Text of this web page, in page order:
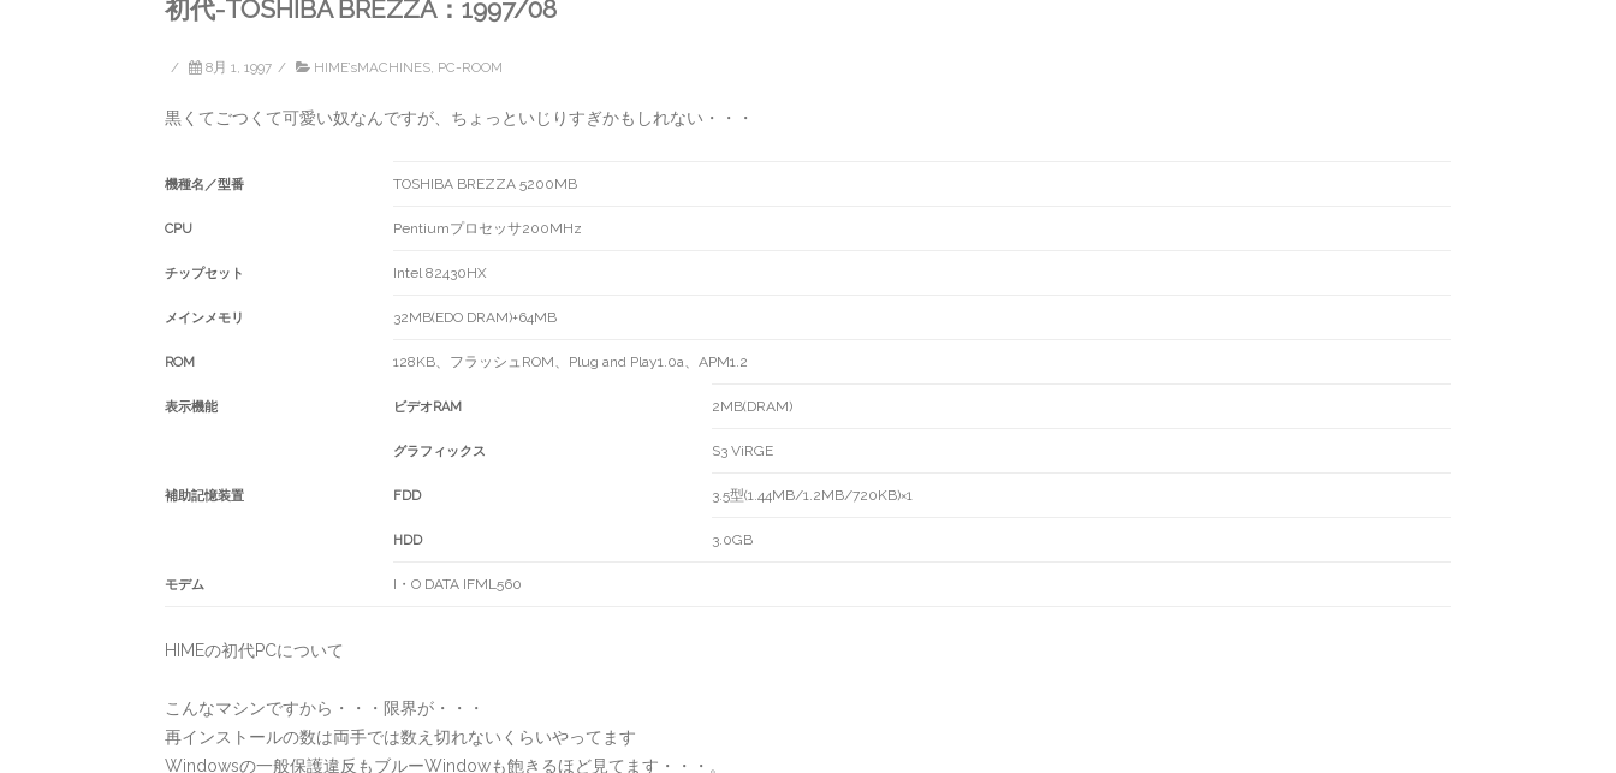
初代-TOSHIBA BREZZA：1997/08
/ 8月 1, 1997 / HIME’sMACHINES PC-ROOM
黒くてごつくて可愛い奴なんですが、ちょっといじりすぎかもしれない・・・
機種名／型番 TOSHIBA BREZZA 5200MB
CPU Pentiumプロセッサ200MHz
チップセット Intel 82430HX
メインメモリ 32MB(EDO DRAM)+64MB
ROM 128KB、フラッシュROM、Plug and Play1.0a、APM1.2
表示機能 ビデオRAM 2MB(DRAM)
グラフィックス S3 ViRGE
補助記憶装置 FDD 3.5型(1.44MB/1.2MB/720KB)×1
HDD 3.0GB
モデム I・O DATA IFML560
HIMEの初代PCについて
こんなマシンですから・・・限界が・・・
再インストールの数は両手では数え切れないくらいやってます
Windowsの一般保護違反もブルーWindowも飽きるほど見てます・・・。